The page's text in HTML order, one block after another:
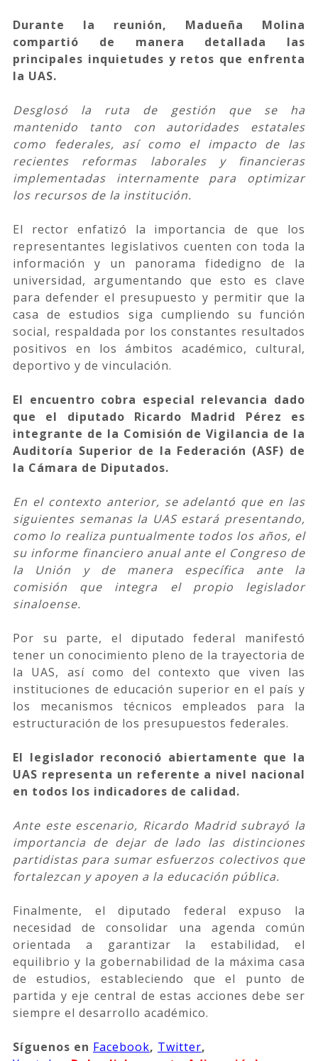
Durante la reunión, Madueña Molina
compartió de manera detallada las
principales inquietudes y retos que enfrenta
la UAS.
Desglosó la ruta de gestión que se ha
mantenido tanto con autoridades estatales
como federales, así como el impacto de las
recientes reformas laborales y financieras
implementadas internamente para optimizar
los recursos de la institución.
El rector enfatizó la importancia de que los
representantes legislativos cuenten con toda la
información y un panorama fidedigno de la
universidad, argumentando que esto es clave
para defender el presupuesto y permitir que la
casa de estudios siga cumpliendo su función
social, respaldada por los constantes resultados
positivos en los ámbitos académico, cultural,
deportivo y de vinculación.
El encuentro cobra especial relevancia dado
que el diputado Ricardo Madrid Pérez es
integrante de la Comisión de Vigilancia de la
Auditoría Superior de la Federación (ASF) de
la Cámara de Diputados.
En el contexto anterior, se adelantó que en las
siguientes semanas la UAS estará presentando,
como lo realiza puntualmente todos los años, el
su informe financiero anual ante el Congreso de
la Unión y de manera específica ante la
comisión que integra el propio legislador
sinaloense.
Por su parte, el diputado federal manifestó
tener un conocimiento pleno de la trayectoria de
la UAS, así como del contexto que viven las
instituciones de educación superior en el país y
los mecanismos técnicos empleados para la
estructuración de los presupuestos federales.
El legislador reconoció abiertamente que la
UAS representa un referente a nivel nacional
en todos los indicadores de calidad.
Ante este escenario, Ricardo Madrid subrayó la
importancia de dejar de lado las distinciones
partidistas para sumar esfuerzos colectivos que
fortalezcan y apoyen a la educación pública.
Finalmente, el diputado federal expuso la
necesidad de consolidar una agenda común
orientada a garantizar la estabilidad, el
equilibrio y la gobernabilidad de la máxima casa
de estudios, estableciendo que el punto de
partida y eje central de estas acciones debe ser
siempre el desarrollo académico.
Síguenos en Facebook, Twitter,